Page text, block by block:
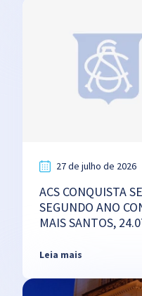
27 de julho de 2026
ACS CONQUISTA
SEGUNDO ANO
MAIS SANTOS,
Leia mais